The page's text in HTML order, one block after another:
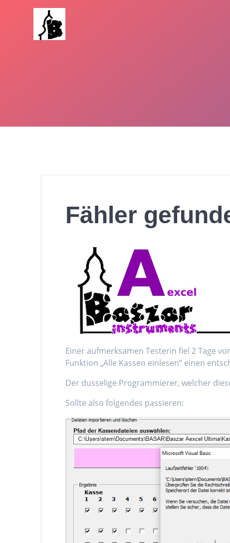
Fähler
Einer aufmerksamen Testerin fiel 2 Tage
Funktion „Alle Kassen einlesen“ einen
Der dusselige Programmierer, welcher
Sollte also folgendes passieren: